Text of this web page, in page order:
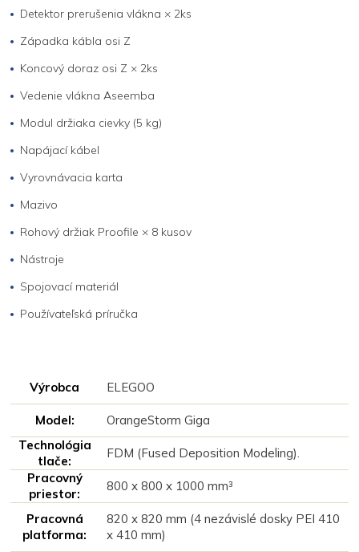
Detektor prerušenia vlákna × 2ks
Západka kábla osi Z
Koncový doraz osi Z × 2ks
Vedenie vlákna Aseemba
Modul držiaka cievky (5 kg)
Napájací kábel
Vyrovnávacia karta
Mazivo
Rohový držiak Proofile × 8 kusov
Nástroje
Spojovací materiál
Používateľská príručka
Výrobca ELEGOO
Model:
OrangeStorm Giga
Technológia
tlače:
FDM (Fused Deposition Modeling).
Pracovný
priestor:
800 x 800 x 1000 mm³
Pracovná
platforma:
820 x 820 mm (4 nezávislé dosky PEI 410
x 410 mm)